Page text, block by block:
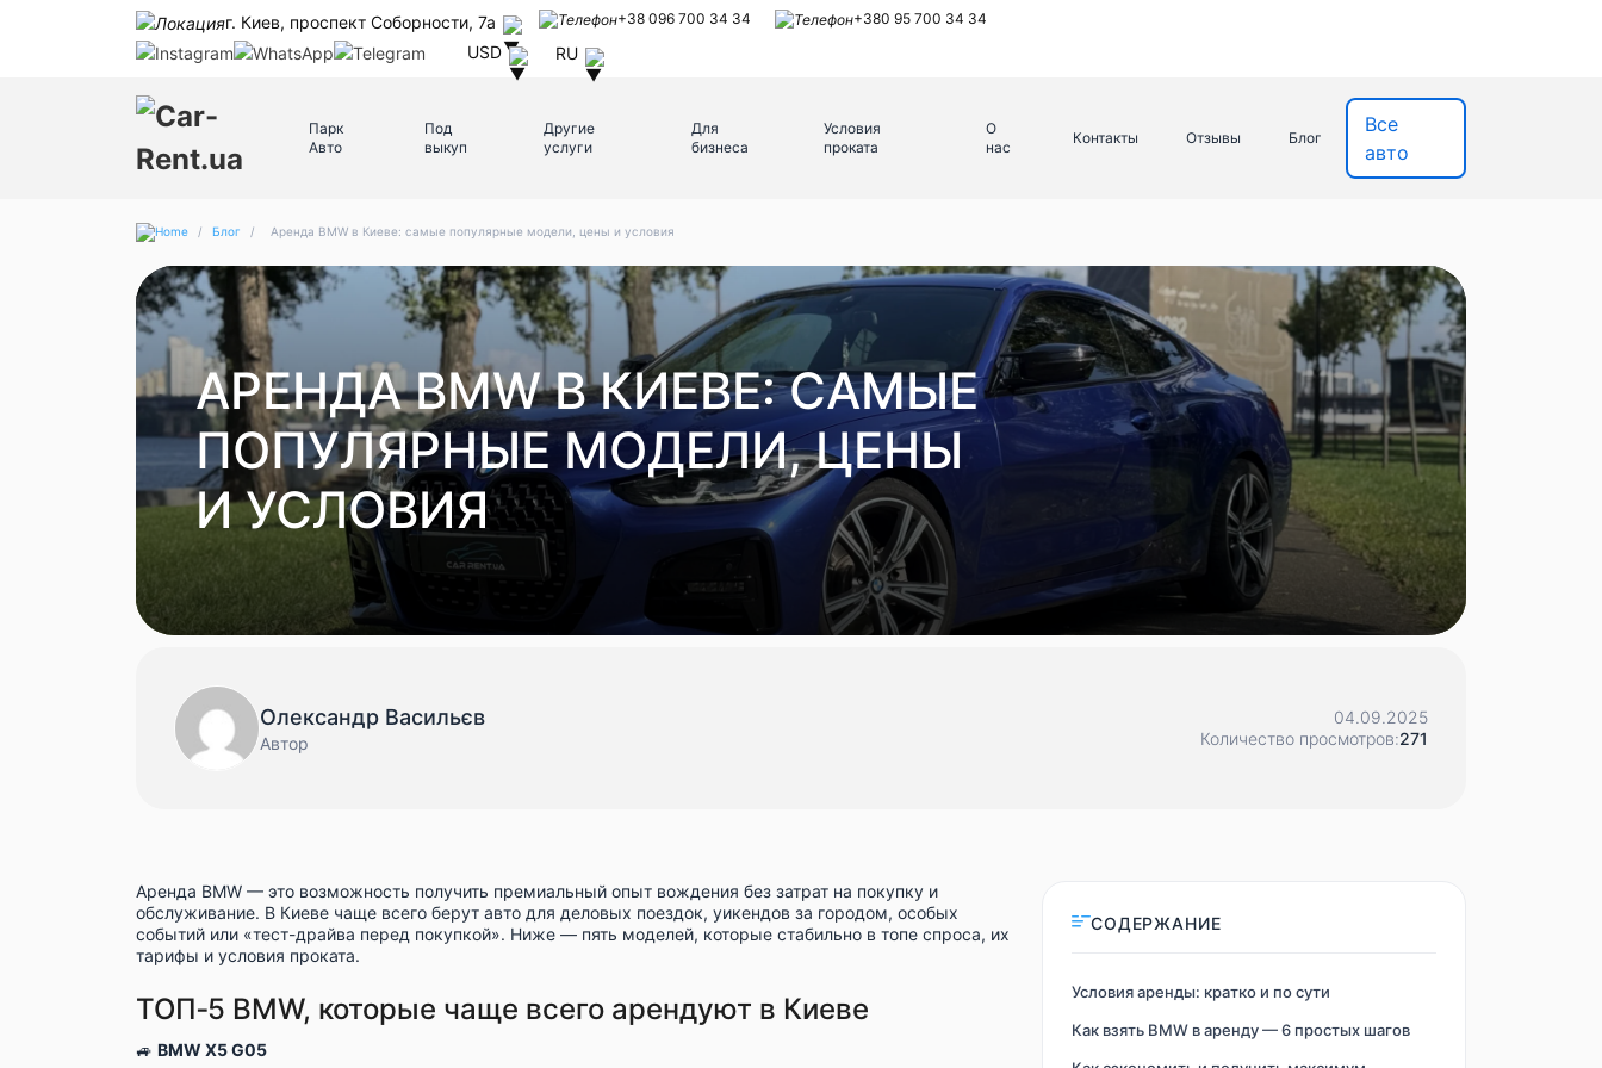
г. Киев, проспект Соборности, 7а +38 096 700 34 34 +380 95 700 34 34
USD RU
Парк
Авто
Под
выкуп
Другие
услуги
Для
бизнеса
Условия
проката
О
нас
Контакты Отзывы Блог
Все
авто
/ Блог / Аренда BMW в Киеве: самые популярные модели, цены и условия
АРЕНДА BMW В КИЕВЕ: САМЫЕ
ПОПУЛЯРНЫЕ МОДЕЛИ, ЦЕНЫ
И УСЛОВИЯ
Олександр Васильєв
Автор
04.09.2025
Количество просмотров:271
СОДЕРЖАНИЕ
Условия аренды: кратко и по сути
Как взять BMW в аренду — 6 простых шагов
Аренда BMW — это возможность получить премиальный опыт вождения без затрат на покупку и
обслуживание. В Киеве чаще всего берут авто для деловых поездок, уикендов за городом, особых
событий или «тест-драйва перед покупкой». Ниже — пять моделей, которые стабильно в топе спроса, их
тарифы и условия проката.
ТОП‑5 BMW, которые чаще всего арендуют в Киеве
🚙 BMW X5 G05